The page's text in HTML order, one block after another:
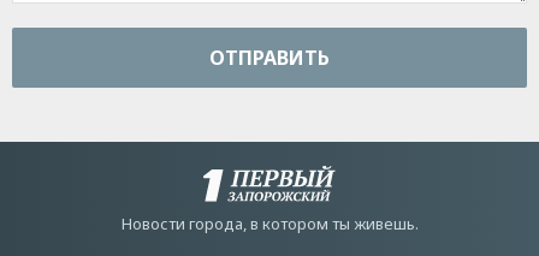
ОТПРАВИТЬ
Новости города, в котором ты живешь.